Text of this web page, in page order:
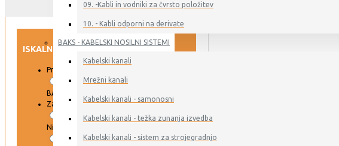
09. -Kabli in vodniki za čvrsto položitev
10. - Kabli odporni na derivate
BAKS - KABELSKI NOSILNI SISTEMI
Kabelski kanali
Mrežni kanali
Kabelski kanali - samonosni
Kabelski kanali - težka zunanja izvedba
Kabelski kanali - sistem za strojegradnjo
ISKALNIK
Proizvajalec
BAKS
Zaloga DAR
Ni na zalogi